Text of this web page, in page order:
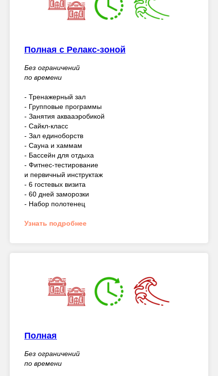
Полная с Релакс-зоной
Без ограничений
по времени
- Тренажерный зал
- Групповые программы
- Занятия аквааэробикой
- Сайкл-класс
- Зал единоборств
- Сауна и хаммам
- Бассейн для отдыха
- Фитнес-тестирование
и первичный инструктаж
- 6 гостевых визита
- 60 дней заморозки
- Набор полотенец
Узнать подробнее
Полная
Без ограничений
по времени